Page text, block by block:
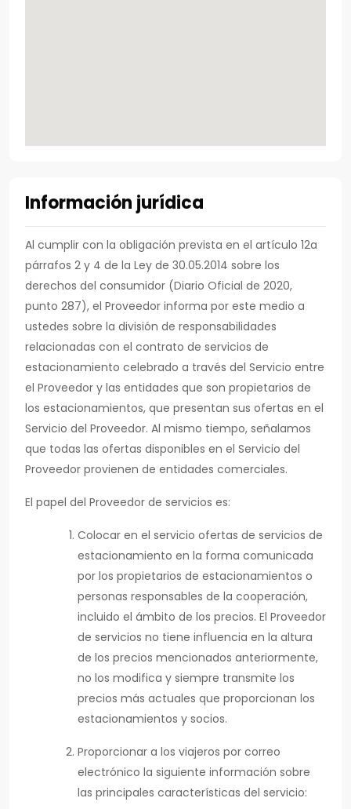
Información jurídica
Al cumplir con la obligación prevista en el artículo 12a
párrafos 2 y 4 de la Ley de 30.05.2014 sobre los
derechos del consumidor (Diario Oficial de 2020,
punto 287), el Proveedor informa por este medio a
ustedes sobre la división de responsabilidades
relacionadas con el contrato de servicios de
estacionamiento celebrado a través del Servicio entre
el Proveedor y las entidades que son propietarios de
los estacionamientos, que presentan sus ofertas en el
Servicio del Proveedor. Al mismo tiempo, señalamos
que todas las ofertas disponibles en el Servicio del
Proveedor provienen de entidades comerciales.
El papel del Proveedor de servicios es:
Colocar en el servicio ofertas de servicios de
estacionamiento en la forma comunicada
por los propietarios de estacionamientos o
personas responsables de la cooperación,
incluido el ámbito de los precios. El Proveedor
de servicios no tiene influencia en la altura
de los precios mencionados anteriormente,
no los modifica y siempre transmite los
precios más actuales que proporcionan los
estacionamientos y socios.
Proporcionar a los viajeros por correo
electrónico la siguiente información sobre
las principales características del servicio: